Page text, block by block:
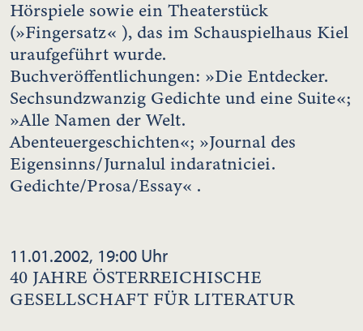
Hörspiele sowie ein Theaterstück
(»Fingersatz« ), das im Schauspielhaus Kiel
uraufgeführt wurde.
Buchveröffentlichungen: »Die Entdecker.
Sechsundzwanzig Gedichte und eine Suite«;
»Alle Namen der Welt.
Abenteuergeschichten«; »Journal des
Eigensinns/Jurnalul indaratniciei.
Gedichte/Prosa/Essay« .
11.01.2002, 19:00 Uhr
40 JAHRE ÖSTERREICHISCHE
GESELLSCHAFT FÜR LITERATUR